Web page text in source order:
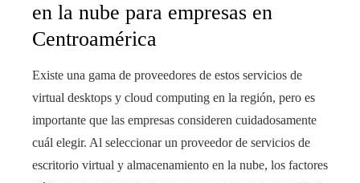
en la nube para empresas en
Centroamérica
Existe una gama de proveedores de estos servicios de
virtual desktops y cloud computing en la región, pero es
importante que las empresas consideren cuidadosamente
cuál elegir. Al seleccionar un proveedor de servicios de
escritorio virtual y almacenamiento en la nube, los factores